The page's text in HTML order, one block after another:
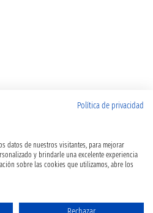
Política de privacidad
datos de nuestros visitantes, para mejorar
y brindarle una excelente experiencia
sobre las cookies que utilizamos, abre los